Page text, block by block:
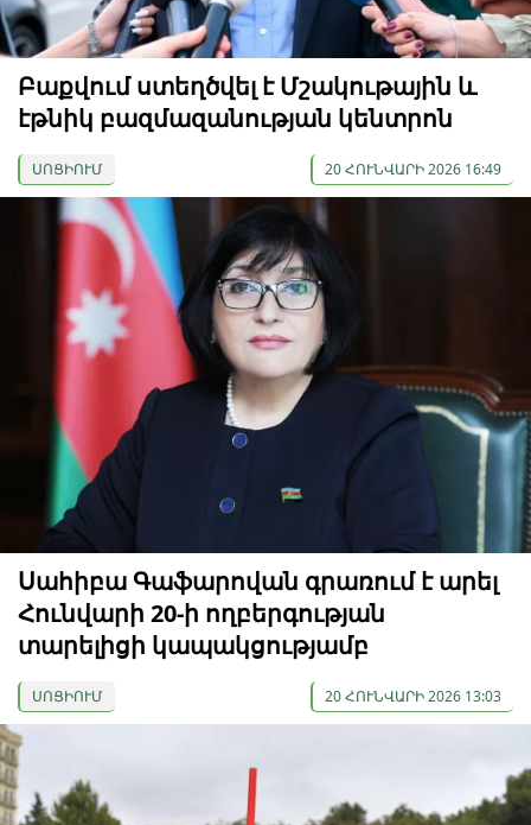
Բաքվում ստեղծվել է Մշակութային և
էթնիկ բազմազանության կենտրոն
ՍՈՑԻՈՒՄ 20 ՀՈՒՆՎԱՐԻ 2026 16:49
Սահիբա Գաֆարովան գրառում է արել
Հունվարի 20-ի ողբերգության
տարելիցի կապակցությամբ
ՍՈՑԻՈՒՄ 20 ՀՈՒՆՎԱՐԻ 2026 13:03